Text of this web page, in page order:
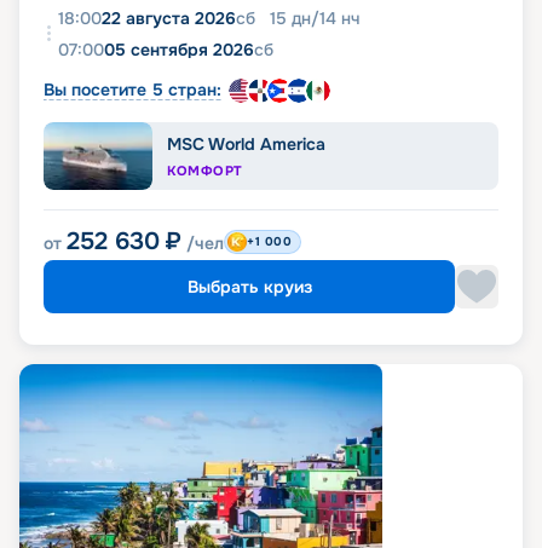
18:0022 августа 2026сб 15 дн/14 нч
07:0005 сентября 2026сб
Вы посетите 5 стран:
MSC World America
КОМФОРТ
от 252 630 ₽ /чел +1 000
Выбрать круиз